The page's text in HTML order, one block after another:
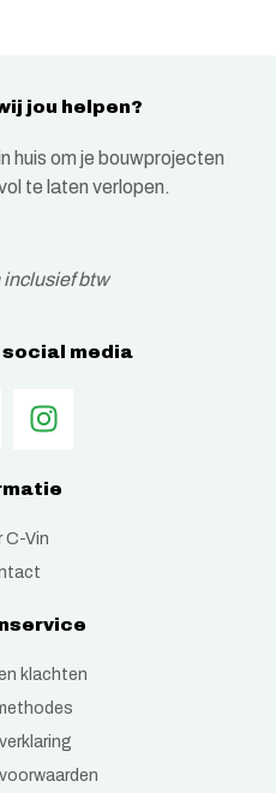
jou helpen?
huis om je bouwprojecten
te laten verlopen.
btw
social media
C-Vin
klachten